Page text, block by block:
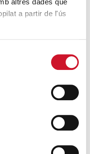
altres dades que
a partir de l'ús